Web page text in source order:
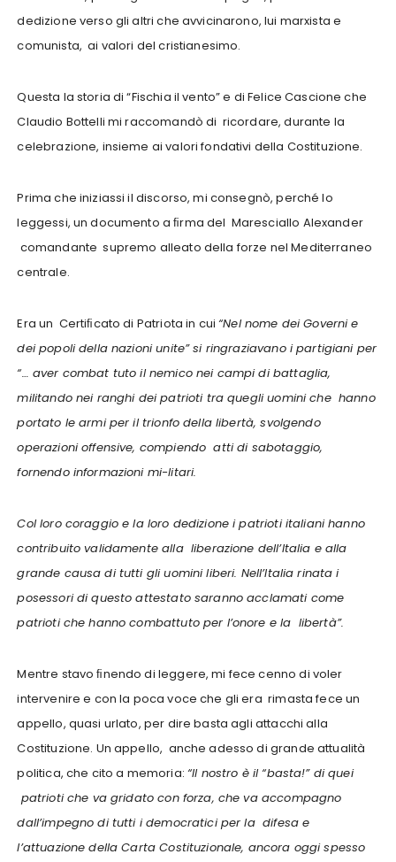
dedizione verso gli altri che avvicinarono, lui marxista e
comunista, ai valori del cristianesimo.
Questa la storia di “Fischia il vento” e di Felice Cascione che
Claudio Bottelli mi raccomandò di ricordare, durante la
celebrazione, insieme ai valori fondativi della Costituzione.
Prima che iniziassi il discorso, mi consegnò, perché lo
leggessi, un documento a ﬁrma del Maresciallo Alexander
comandante supremo alleato della forze nel Mediterraneo
centrale.
Era un Certiﬁcato di Patriota in cui“Nel nome dei Governi e
dei popoli della nazioni unite” si ringraziavano i partigiani per
“… aver combat tuto il nemico nei campi di battaglia,
militando nei ranghi dei patrioti tra quegli uomini che hanno
portato le armi per il trionfo della libertà, svolgendo
operazioni offensive, compiendo atti di sabotaggio,
fornendo informazioni mi-litari.
Col loro coraggio e la loro dedizione i patrioti italiani hanno
contribuito validamente alla liberazione dell’Italia e alla
grande causa di tutti gli uomini liberi. Nell’Italia rinata i
posessori di questo attestato saranno acclamati come
patrioti che hanno combattuto per l’onore e la libertà”.
Mentre stavo ﬁnendo di leggere, mi fece cenno di voler
intervenire e con la poca voce che gli era rimasta fece un
appello, quasi urlato, per dire basta agli attacchi alla
Costituzione. Un appello, anche adesso di grande attualità
politica, che cito a memoria: “Il nostro è il “basta!” di quei
patrioti che va gridato con forza, che va accompagno
dall’impegno di tutti i democratici per la difesa e
l’attuazione della Carta Costituzionale, ancora oggi spesso